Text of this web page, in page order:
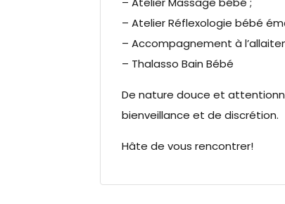
– Atelier Réflexologie bébé
– Accompagnement à
– Thalasso Bain Bébé
De nature douce et
bienveillance et de discrétion.
Hâte de vous rencontrer!